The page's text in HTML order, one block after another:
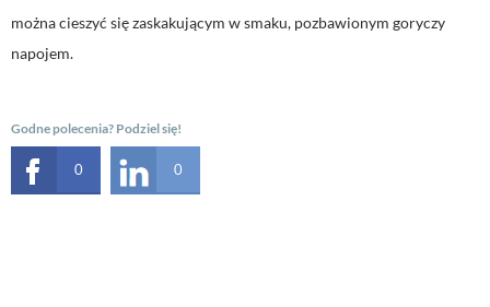
można cieszyć się zaskakującym w smaku, pozbawionym goryczy
napojem.
Godne polecenia? Podziel się!
0 0